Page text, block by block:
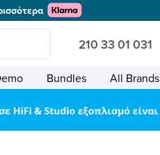
210 33 01 031
Bundles All Brands